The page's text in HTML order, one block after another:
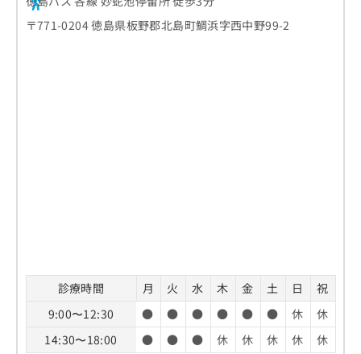
〒771-0204 徳島県板野郡北島町鯛浜字西中野99-2
診療時間 月 火 水 木 金 土 日
祝
9:00〜12:30
● ● ● ● ● ● 休
休
14:30〜18:00
● ● ● 休 休 休 休
休